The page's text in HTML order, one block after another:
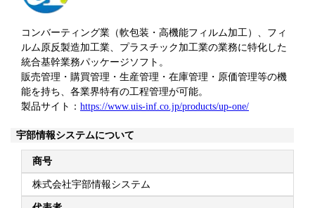
コンバーティング業（軟包装・高機能フィルム加工）、フィ
ルム原反製造加工業、プラスチック加工業の業務に特化した
統合基幹業務パッケージソフト。
販売管理・購買管理・生産管理・在庫管理・原価管理等の機
能を持ち、各業界特有の工程管理が可能。
製品サイト： https://www.uis-inf.co.jp/products/up-one/
宇部情報システムについて
商号
株式会社宇部情報システム